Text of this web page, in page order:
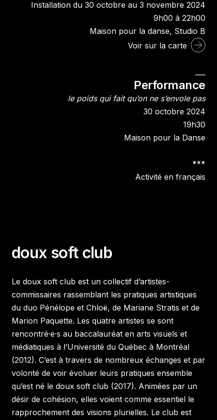
Installation du 30 octobre au 3 novembre 2024
9h00 à 22h00
Maison pour la danse, Studio B
Voir sur la carte
Performance
le poids qui fait qu’on ne s’envole pas
30 octobre 2024
19h30
Maison pour la Danse
***
Activité en français
doux soft club
Le doux soft club est un collectif d’artistes-
commissaires rassemblant les pratiques artistiques
du duo Pénélope et Chloë, de Mariane Stratis et de
Marion Paquette. Les quatre artistes se sont
rencontré·e·s au baccalauréat en arts visuels et
médiatiques à l’Université du Québec à Montréal
(2012). C’est à travers de nombreux échanges et par
volonté de voir évoluer leurs pratiques ensemble
qu’est né le doux soft club (2017). Animées par un
désir de cohésion, elles voient comme essentiel le
rapprochement des visions plurielles. Le club est